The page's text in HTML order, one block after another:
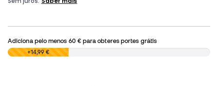
Adiciona pelo menos 60 €para obteres portes grátis
0,00 € +14,99 €